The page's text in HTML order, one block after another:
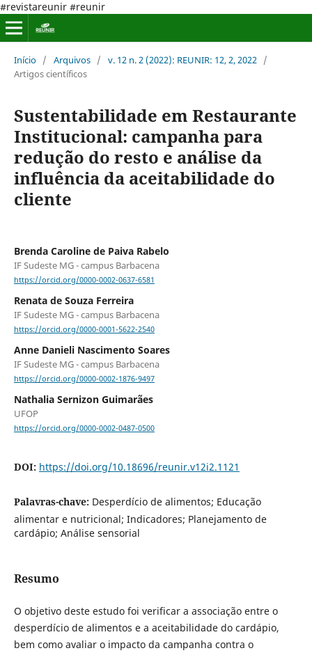
#revistareunir #reunir
Início / Arquivos / v. 12 n. 2 (2022): REUNIR: 12, 2, 2022 /
Artigos científicos
Sustentabilidade em Restaurante
Institucional: campanha para
redução do resto e análise da
influência da aceitabilidade do
cliente
Brenda Caroline de Paiva Rabelo
IF Sudeste MG - campus Barbacena
https://orcid.org/0000-0002-0637-6581
Renata de Souza Ferreira
IF Sudeste MG - campus Barbacena
https://orcid.org/0000-0001-5622-2540
Anne Danieli Nascimento Soares
IF Sudeste MG - campus Barbacena
https://orcid.org/0000-0002-1876-9497
Nathalia Sernizon Guimarães
UFOP
https://orcid.org/0000-0002-0487-0500
DOI: https://doi.org/10.18696/reunir.v12i2.1121
Palavras-chave: Desperdício de alimentos; Educação
alimentar e nutricional; Indicadores; Planejamento de
cardápio; Análise sensorial
Resumo
O objetivo deste estudo foi verificar a associação entre o
desperdício de alimentos e a aceitabilidade do cardápio,
bem como avaliar o impacto da campanha contra o